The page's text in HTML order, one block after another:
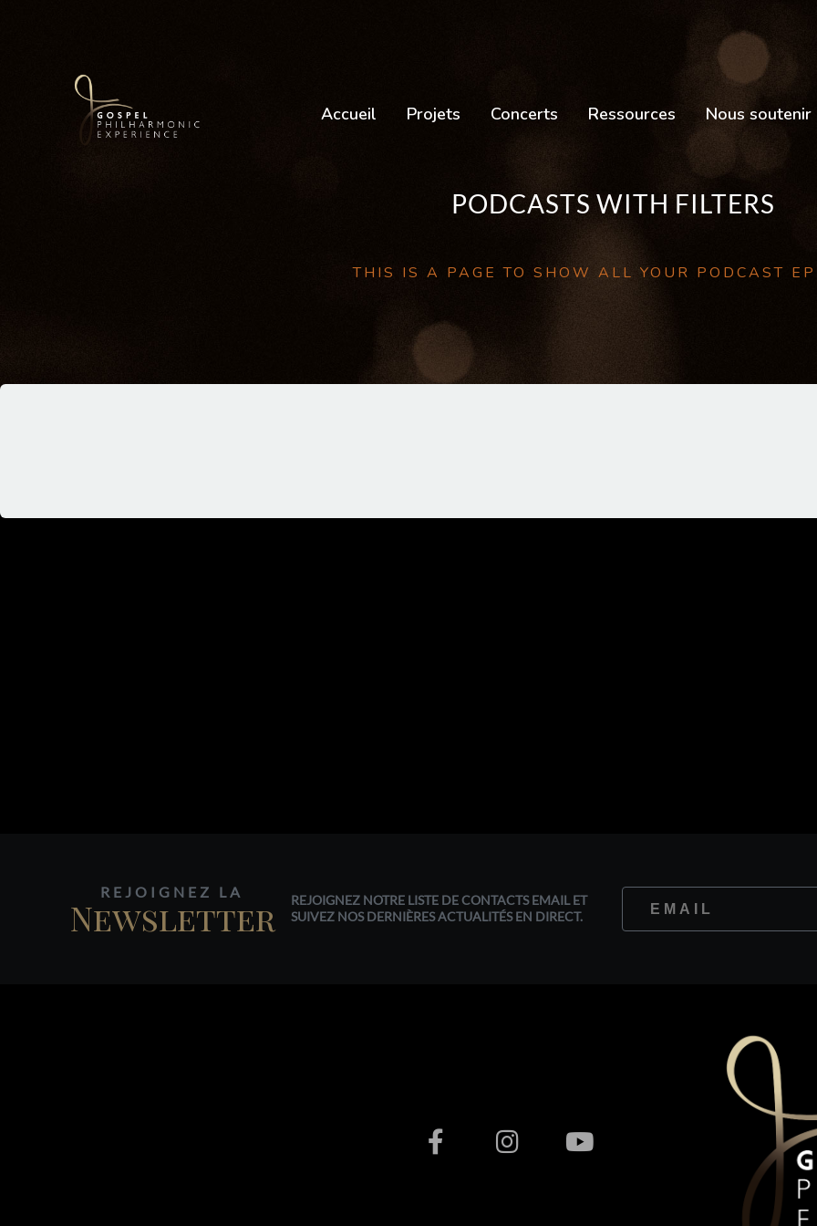
Accueil Projets Concerts Ressources Nous soutenir
PODCASTS WITH FILTERS
THIS IS A PAGE TO SHOW ALL YOUR PODCAST
REJOIGNEZ LA
Newsletter
REJOIGNEZ NOTRE LISTE DE CONTACTS EMAIL ET
SUIVEZ NOS DERNIÈRES ACTUALITÉS EN DIRECT.